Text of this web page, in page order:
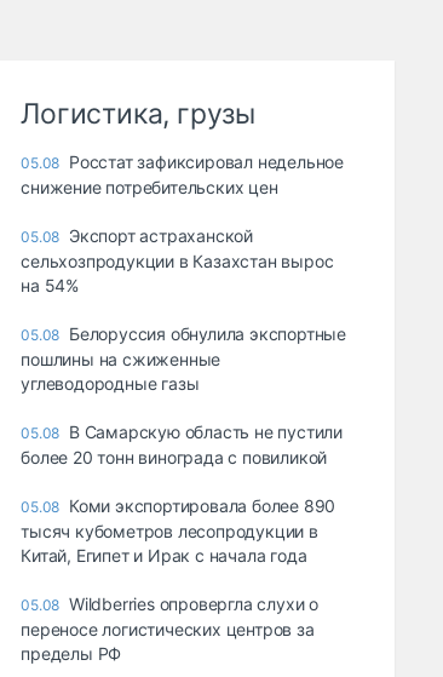
Логистика, грузы
05.08 Росстат зафиксировал недельное
снижение потребительских цен
05.08 Экспорт астраханской
сельхозпродукции в Казахстан вырос
на 54%
05.08 Белоруссия обнулила экспортные
пошлины на сжиженные
углеводородные газы
05.08 В Самарскую область не пустили
более 20 тонн винограда с повиликой
05.08 Коми экспортировала более 890
тысяч кубометров лесопродукции в
Китай, Египет и Ирак с начала года
05.08 Wildberries опровергла слухи о
переносе логистических центров за
пределы РФ